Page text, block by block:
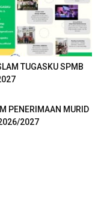
TUGASKU SPMB
PENERIMAAN MURID
2027